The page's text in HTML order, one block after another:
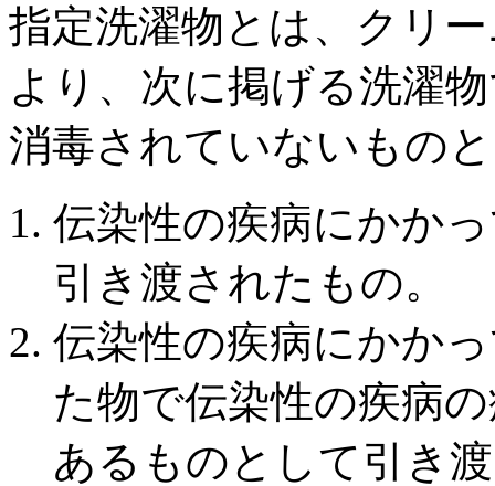
指定洗濯物とは、クリ
より、次に掲げる洗濯
消毒されていないもの
伝染性の疾病にかか
引き渡されたもの。
伝染性の疾病にかか
た物で伝染性の疾病
あるものとして引き